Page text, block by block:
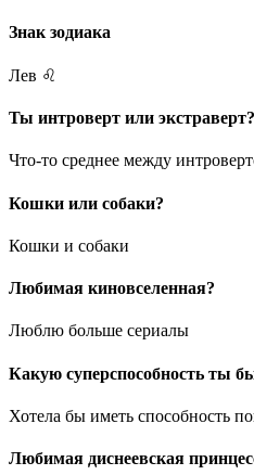
Знак зодиака
Лев ♌️
Ты интроверт или экстраверт?
Что-то среднее между
Кошки или собаки?
Кошки и собаки
Любимая киновселенная?
Люблю больше сериалы
Какую суперспособность ты
Хотела бы иметь способность
Любимая диснеевская